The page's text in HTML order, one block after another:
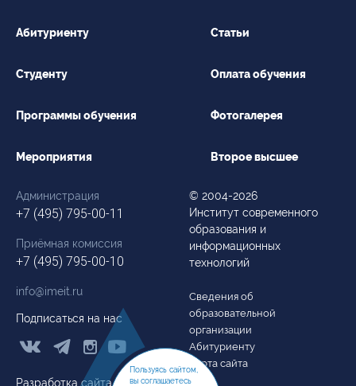
Абитуриенту
Студенту
Программы обучения
Мероприятия
Статьи
Оплата обучения
Фотогалерея
Второе высшее
Подписаться на нас
  
Разработка сайта
Администрация
+7 (495) 795-00-11
Приёмная комиссия
+7 (495) 795-00-10
info@imeit.ru
© 2004-2026
Институт современного
образования и
информационных
технологий
Сведения об
образовательной
организации
Абитуриенту
Карта сайта
Пользуясь сайтом,
вы соглашаетесь